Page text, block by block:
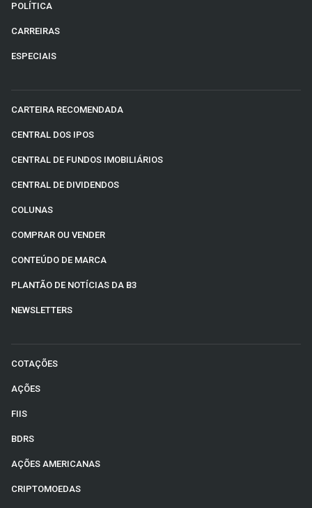
POLÍTICA
CARREIRAS
ESPECIAIS
CARTEIRA RECOMENDADA
CENTRAL DOS IPOS
CENTRAL DE FUNDOS IMOBILIÁRIOS
CENTRAL DE DIVIDENDOS
COLUNAS
COMPRAR OU VENDER
CONTEÚDO DE MARCA
PLANTÃO DE NOTÍCIAS DA B3
NEWSLETTERS
COTAÇÕES
AÇÕES
FIIS
BDRS
AÇÕES AMERICANAS
CRIPTOMOEDAS